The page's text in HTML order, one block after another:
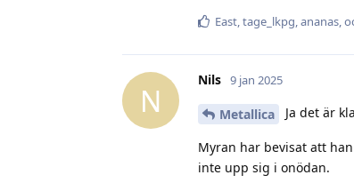
East tage_lkpg ananas ,
N
Nils 9 jan 2025
Metallica Ja det är
Myran har bevisat att
inte upp sig i onödan.